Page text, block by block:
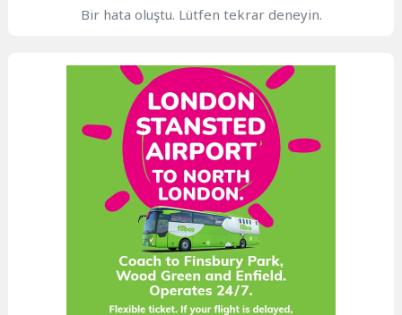
Bir hata oluştu. Lütfen tekrar deneyin.